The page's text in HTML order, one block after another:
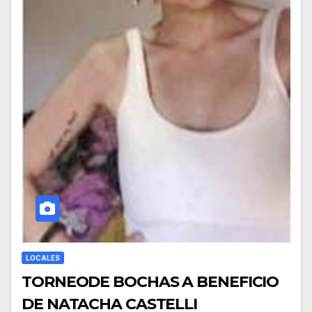
LOCALES
TORNEODE BOCHAS A BENEFICIO
DE NATACHA CASTELLI